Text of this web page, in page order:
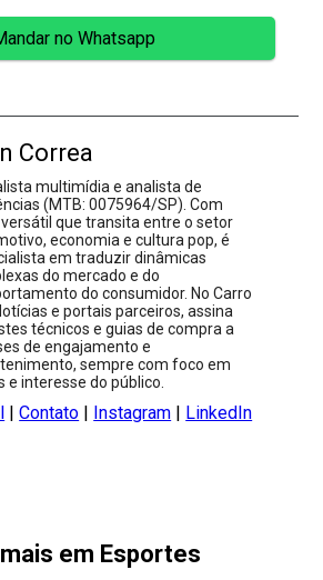
no Whatsapp
Correa
multimídia e analista de
(MTB: 0075964/SP). Com
que transita entre o setor
economia e cultura pop, é
em traduzir dinâmicas
do mercado e do
do consumidor. No Carro
e portais parceiros, assina
técnicos e guias de compra a
de engajamento e
sempre com foco em
e interesse do público.
|Contato | Instagram | LinkedIn
em Esportes